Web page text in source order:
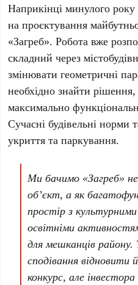
Наприкінці минулого року
на проєктування
«Загреб». Робота вже
складний через
змінювати геометричні
необхідно знайти
максимально
Сучасні будівельні норми
укриття та паркування.
Ми бачимо «Загреб»
об’єкт, а як
простір з
освітніми
для мешканців району.
сподівання відновити
конкурс, але